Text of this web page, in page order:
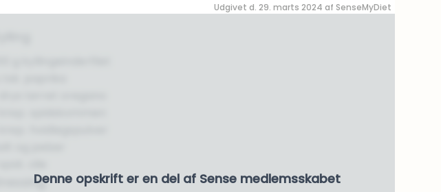
Udgivet d. 29. marts 2024 af SenseMyDiet
Denne opskrift er en del af Sense medlemsskabet
Dressing